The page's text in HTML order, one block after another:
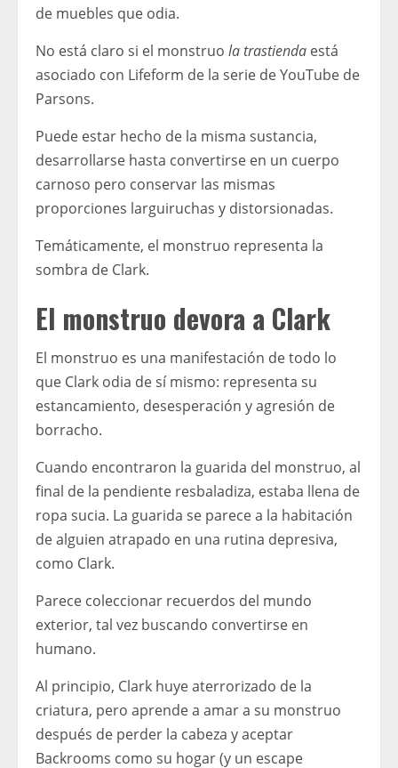
de muebles que odia.
No está claro si el monstruo la trastienda está
asociado con Lifeform de la serie de YouTube de
Parsons.
Puede estar hecho de la misma sustancia,
desarrollarse hasta convertirse en un cuerpo
carnoso pero conservar las mismas
proporciones larguiruchas y distorsionadas.
Temáticamente, el monstruo representa la
sombra de Clark.
El monstruo devora a Clark
El monstruo es una manifestación de todo lo
que Clark odia de sí mismo: representa su
estancamiento, desesperación y agresión de
borracho.
Cuando encontraron la guarida del monstruo, al
final de la pendiente resbaladiza, estaba llena de
ropa sucia. La guarida se parece a la habitación
de alguien atrapado en una rutina depresiva,
como Clark.
Parece coleccionar recuerdos del mundo
exterior, tal vez buscando convertirse en
humano.
Al principio, Clark huye aterrorizado de la
criatura, pero aprende a amar a su monstruo
después de perder la cabeza y aceptar
Backrooms como su hogar (y un escape